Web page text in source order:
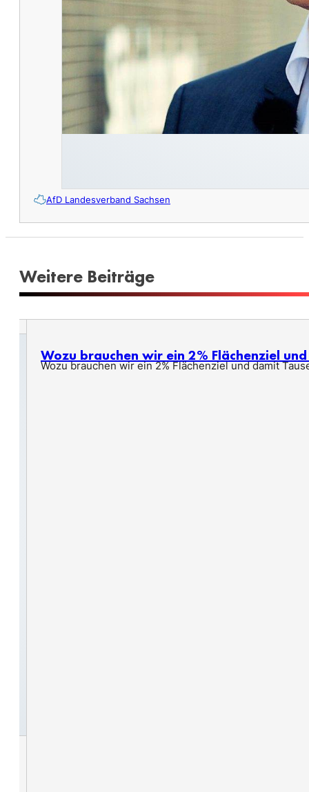
AfD Landesverband Sachsen
Weitere Beiträge
Wozu brauchen wir ein 2% Flächenziel
Wozu brauchen wir ein 2% Flächenziel und damit